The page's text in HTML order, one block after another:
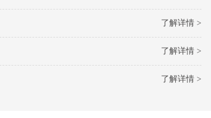
了解详情 >
了解详情 >
了解详情 >